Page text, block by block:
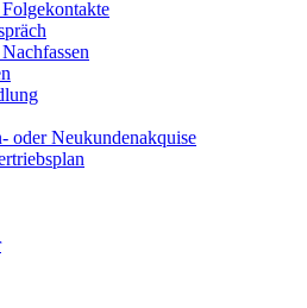
oder Neukundenakquise